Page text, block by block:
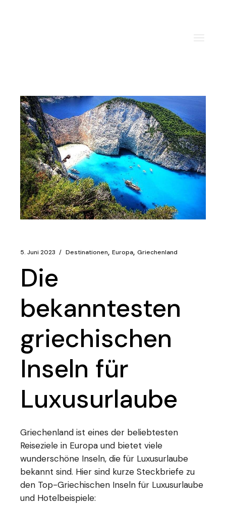
5. Juni 2023 Destinationen Europa Griechenland
Die
bekanntesten
griechischen
Inseln für
Luxusurlaube
Griechenland ist eines der beliebtesten
Reiseziele in Europa und bietet viele
wunderschöne Inseln, die für Luxusurlaube
bekannt sind. Hier sind kurze Steckbriefe zu
den Top-Griechischen Inseln für Luxusurlaube
und Hotelbeispiele: